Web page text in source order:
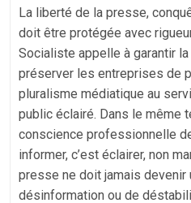
La liberté de la presse,
doit être protégée avec
Socialiste appelle à garantir
préserver les entreprises de
pluralisme médiatique au
public éclairé. Dans le même
conscience professionnelle
informer, c’est éclairer, non
presse ne doit jamais devenir
désinformation ou de